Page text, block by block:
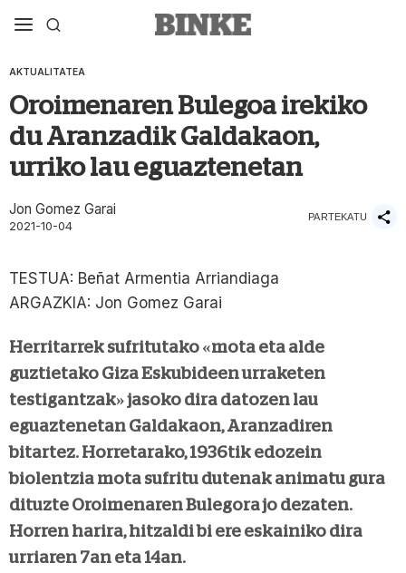
AKTUALITATEA
Oroimenaren Bulegoa irekiko
du Aranzadik Galdakaon,
urriko lau eguaztenetan
Jon Gomez Garai
2021-10-04
PARTEKATU
TESTUA: Beñat Armentia Arriandiaga
ARGAZKIA: Jon Gomez Garai
Herritarrek sufritutako «mota eta alde
guztietako Giza Eskubideen urraketen
testigantzak» jasoko dira datozen lau
eguaztenetan Galdakaon, Aranzadiren
bitartez. Horretarako, 1936tik edozein
biolentzia mota sufritu dutenak animatu gura
dituzte Oroimenaren Bulegora jo dezaten.
Horren harira, hitzaldi bi ere eskainiko dira
urriaren 7an eta 14an.